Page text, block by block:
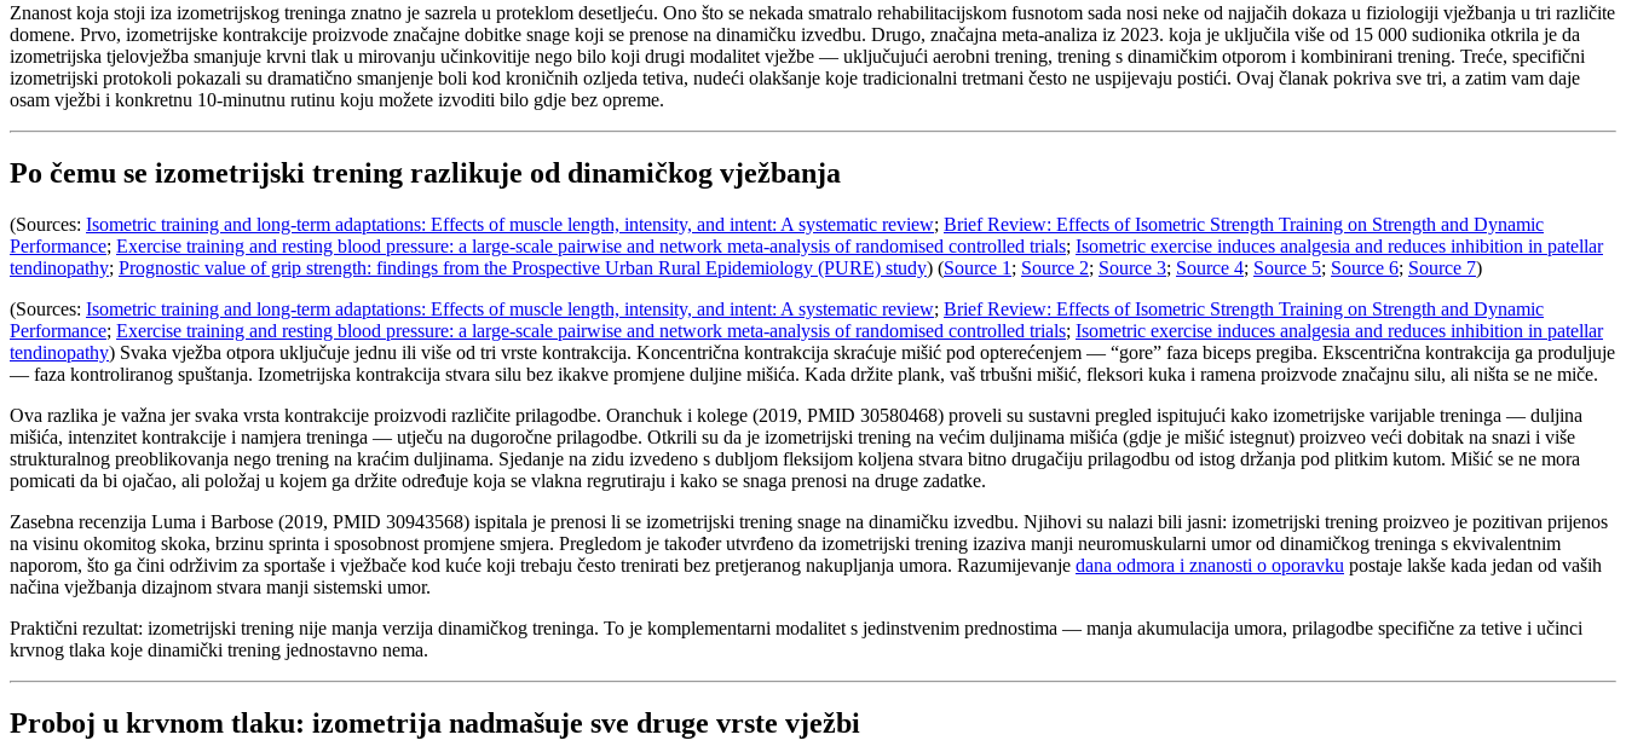
Znanost koja stoji iza izometrijskog treninga znatno je sazrela u proteklom desetljeću. Ono što se nekada smatralo rehabilitacijskom fusnotom sada nosi neke od najjačih dokaza u fiziologiji vježbanja u tri različite
domene. Prvo, izometrijske kontrakcije proizvode značajne dobitke snage koji se prenose na dinamičku izvedbu. Drugo, značajna meta-analiza iz 2023. koja je uključila više od 15 000 sudionika otkrila je da
izometrijska tjelovježba smanjuje krvni tlak u mirovanju učinkovitije nego bilo koji drugi modalitet vježbe — uključujući aerobni trening, trening s dinamičkim otporom i kombinirani trening. Treće, specifični
izometrijski protokoli pokazali su dramatično smanjenje boli kod kroničnih ozljeda tetiva, nudeći olakšanje koje tradicionalni tretmani često ne uspijevaju postići. Ovaj članak pokriva sve tri, a zatim vam daje
osam vježbi i konkretnu 10-minutnu rutinu koju možete izvoditi bilo gdje bez opreme.
Po čemu se izometrijski trening razlikuje od dinamičkog vježbanja
(Sources: Isometric training and long-term adaptations: Effects of muscle length, intensity, and intent: A systematic review; Brief Review: Effects of Isometric Strength Training on Strength and Dynamic
Performance; Exercise training and resting blood pressure: a large-scale pairwise and network meta-analysis of randomised controlled trials; Isometric exercise induces analgesia and reduces inhibition in patellar
tendinopathy; Prognostic value of grip strength: findings from the Prospective Urban Rural Epidemiology (PURE) study) (Source 1 ; Source 2; Source 3; Source 4; Source 5; Source 6; Source 7)
(Sources: Isometric training and long-term adaptations: Effects of muscle length, intensity, and intent: A systematic review; Brief Review: Effects of Isometric Strength Training on Strength and Dynamic
Performance; Exercise training and resting blood pressure: a large-scale pairwise and network meta-analysis of randomised controlled trials; Isometric exercise induces analgesia and reduces inhibition in patellar
tendinopathy) Svaka vježba otpora uključuje jednu ili više od tri vrste kontrakcija. Koncentrična kontrakcija skraćuje mišić pod opterećenjem — “gore” faza biceps pregiba. Ekscentrična kontrakcija ga produljuje
— faza kontroliranog spuštanja. Izometrijska kontrakcija stvara silu bez ikakve promjene duljine mišića. Kada držite plank, vaš trbušni mišić, fleksori kuka i ramena proizvode značajnu silu, ali ništa se ne miče.
Ova razlika je važna jer svaka vrsta kontrakcije proizvodi različite prilagodbe. Oranchuk i kolege (2019, PMID 30580468) proveli su sustavni pregled ispitujući kako izometrijske varijable treninga — duljina
mišića, intenzitet kontrakcije i namjera treninga — utječu na dugoročne prilagodbe. Otkrili su da je izometrijski trening na većim duljinama mišića (gdje je mišić istegnut) proizveo veći dobitak na snazi ​​i više
strukturalnog preoblikovanja nego trening na kraćim duljinama. Sjedanje na zidu izvedeno s dubljom fleksijom koljena stvara bitno drugačiju prilagodbu od istog držanja pod plitkim kutom. Mišić se ne mora
pomicati da bi ojačao, ali položaj u kojem ga držite određuje koja se vlakna regrutiraju i kako se snaga prenosi na druge zadatke.
Zasebna recenzija Luma i Barbose (2019, PMID 30943568) ispitala je prenosi li se izometrijski trening snage na dinamičku izvedbu. Njihovi su nalazi bili jasni: izometrijski trening proizveo je pozitivan prijenos
na visinu okomitog skoka, brzinu sprinta i sposobnost promjene smjera. Pregledom je također utvrđeno da izometrijski trening izaziva manji neuromuskularni umor od dinamičkog treninga s ekvivalentnim
naporom, što ga čini održivim za sportaše i vježbače kod kuće koji trebaju često trenirati bez pretjeranog nakupljanja umora. Razumijevanje dana odmora i znanosti o oporavku postaje lakše kada jedan od vaših
načina vježbanja dizajnom stvara manji sistemski umor.
Praktični rezultat: izometrijski trening nije manja verzija dinamičkog treninga. To je komplementarni modalitet s jedinstvenim prednostima — manja akumulacija umora, prilagodbe specifične za tetive i učinci
krvnog tlaka koje dinamički trening jednostavno nema.
Proboj u krvnom tlaku: izometrija nadmašuje sve druge vrste vježbi